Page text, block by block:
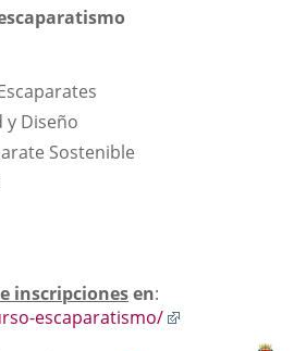
y Diseño
Sostenible
inscripcionesen:
escaparatismo/